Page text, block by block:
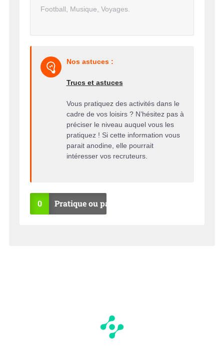
Football, Musique, Voyages.
Nos astuces :
Trucs et astuces
Vous pratiquez des activités dans le
cadre de vos loisirs ? N’hésitez pas à
préciser le niveau auquel vous les
pratiquez ! Si cette information vous
parait anodine, elle pourrait
intéresser vos recruteurs.
0 Pratique ou pas ?